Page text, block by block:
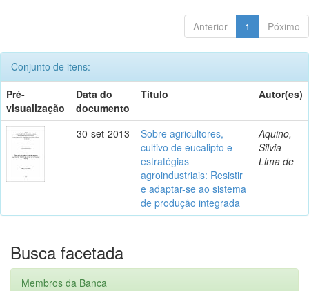
Anterior 1 Póximo
Conjunto de itens:
Pré-
visualização
Data do
documento
Título Autor(es)
30-set-2013
Sobre agricultores,
cultivo de eucalipto e
estratégias
agroindustriais: Resistir
e adaptar-se ao sistema
de produção integrada
Aquino,
Silvia
Lima de
Busca facetada
Membros da Banca